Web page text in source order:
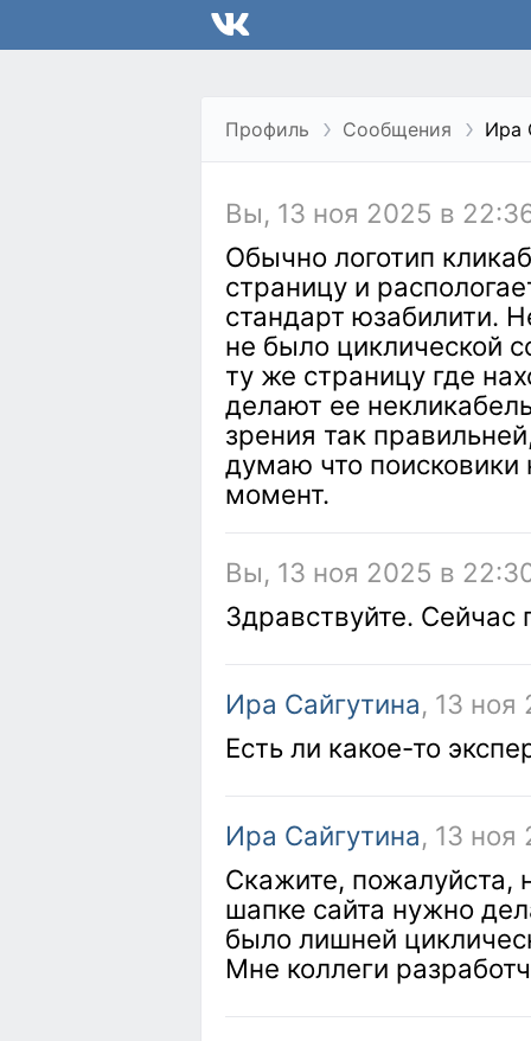
Профиль Сообщения Ира
Вы, 13 ноя 2025 в
Обычно логотип
страницу и
стандарт юзабилити.
не было циклической
ту же страницу где
делают ее
зрения так
думаю что поисковики
момент.
Вы, 13 ноя 2025 в
Здравствуйте. Сейчас
Ира Сайгутина, 13
Есть ли какое-то
Ира Сайгутина, 13
Скажите, пожалуйста,
шапке сайта нужно
было лишней
Мне коллеги